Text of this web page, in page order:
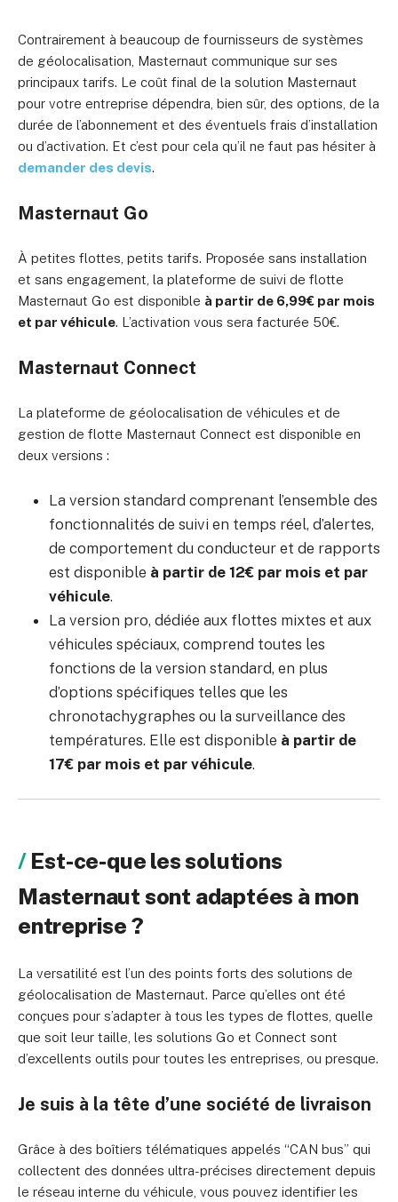
Contrairement à beaucoup de fournisseurs de systèmes
de géolocalisation, Masternaut communique sur ses
principaux tarifs. Le coût final de la solution Masternaut
pour votre entreprise dépendra, bien sûr, des options, de la
durée de l’abonnement et des éventuels frais d’installation
ou d’activation. Et c’est pour cela qu’il ne faut pas hésiter à
demander des devis.
Masternaut Go
À petites flottes, petits tarifs. Proposée sans installation
et sans engagement, la plateforme de suivi de flotte
Masternaut Go est disponible à partir de 6,99€ par mois
et par véhicule. L’activation vous sera facturée 50€.
Masternaut Connect
La plateforme de géolocalisation de véhicules et de
gestion de flotte Masternaut Connect est disponible en
deux versions :
La version standard comprenant l’ensemble des
fonctionnalités de suivi en temps réel, d’alertes,
de comportement du conducteur et de rapports
est disponible à partir de 12€ par mois et par
véhicule.
La version pro, dédiée aux flottes mixtes et aux
véhicules spéciaux, comprend toutes les
fonctions de la version standard, en plus
d’options spécifiques telles que les
chronotachygraphes ou la surveillance des
températures. Elle est disponible à partir de
17€ par mois et par véhicule.
Est-ce-que les solutions
Masternaut sont adaptées à mon
entreprise ?
La versatilité est l’un des points forts des solutions de
géolocalisation de Masternaut. Parce qu’elles ont été
conçues pour s’adapter à tous les types de flottes, quelle
que soit leur taille, les solutions Go et Connect sont
d’excellents outils pour toutes les entreprises, ou presque.
Je suis à la tête d’une société de livraison
Grâce à des boîtiers télématiques appelés “CAN bus” qui
collectent des données ultra-précises directement depuis
le réseau interne du véhicule, vous pouvez identifier les